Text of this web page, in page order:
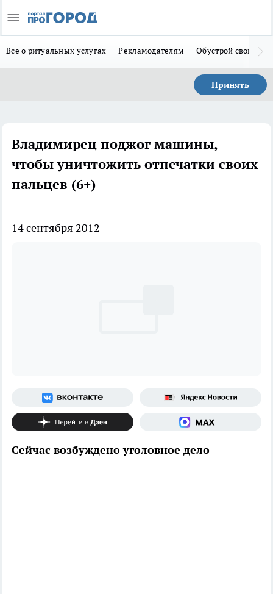
Всё о ритуальных услугах Рекламодателям Обустрой свой дом
Принять
Владимирец поджог машины,
чтобы уничтожить отпечатки своих
пальцев (6+)
14 сентября 2012
Сейчас возбуждено уголовное дело